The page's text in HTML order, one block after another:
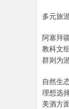
多元旅
阿塞拜
教科文
群则为
自然生
理想选
美酒方